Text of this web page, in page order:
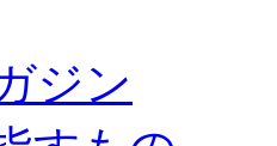
ジン